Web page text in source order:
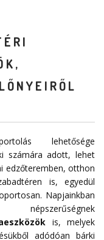
lehetősége
számára adott, lehet
edzőteremben, otthon
is, egyedül
Napjainkban
is, melyek
adódóan bárki